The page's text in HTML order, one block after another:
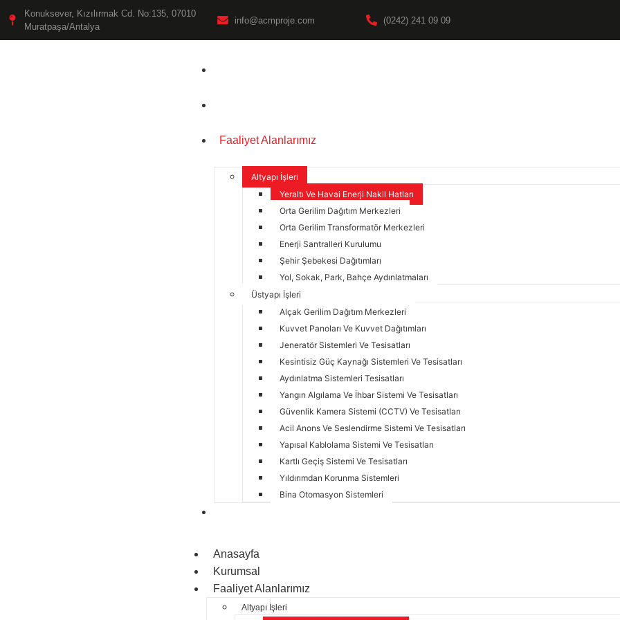
Konuksever, Kızılırmak Cd. No:135, 07010
Muratpaşa/Antalya
info@acmproje.com (0242) 241 09 09
Faaliyet Alanlarımız
Altyapı İşleri
Yeraltı Ve Havai Enerji Nakil Hatları
Orta Gerilim Dağıtım Merkezleri
Orta Gerilim Transformatör Merkezleri
Enerji Santralleri Kurulumu
Şehir Şebekesi Dağıtımları
Yol, Sokak, Park, Bahçe Aydınlatmaları
Üstyapı İşleri
Alçak Gerilim Dağıtım Merkezleri
Kuvvet Panoları Ve Kuvvet Dağıtımları
Jeneratör Sistemleri Ve Tesisatları
Kesintisiz Güç Kaynağı Sistemleri Ve Tesisatları
Aydınlatma Sistemleri Tesisatları
Yangın Algılama Ve İhbar Sistemi Ve Tesisatları
Güvenlik Kamera Sistemi (CCTV) Ve Tesisatları
Acil Anons Ve Seslendirme Sistemi Ve Tesisatları
Yapısal Kablolama Sistemi Ve Tesisatları
Kartlı Geçiş Sistemi Ve Tesisatları
Yıldırımdan Korunma Sistemleri
Bina Otomasyon Sistemleri
Anasayfa
Kurumsal
Faaliyet Alanlarımız
Altyapı İşleri